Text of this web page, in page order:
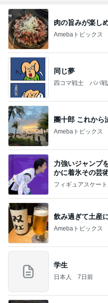
肉の旨みが楽し
Amebaトピックス
同じ夢
四コマ戦士 パパ
團十郎 これから
Amebaトピックス
力強いジャンプ
かに着氷その芸
なす
フィギュアスケー
飲み過ぎて土産
Amebaトピックス
学生
日本人 7日前